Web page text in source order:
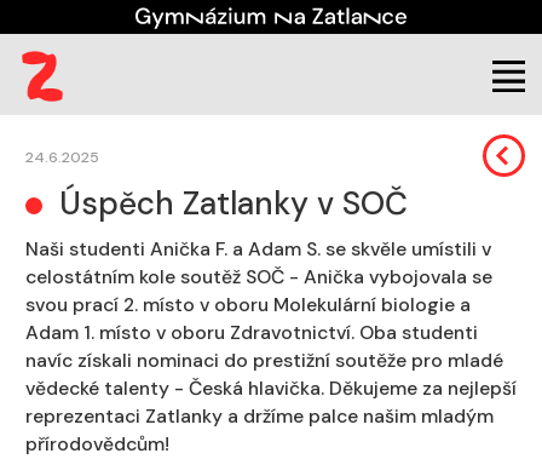
Aktuality
24.6.2025
Úspěch Zatlanky v SOČ
Naši studenti Anička F. a Adam S. se skvěle umístili v
celostátním kole soutěž SOČ - Anička vybojovala se
svou prací 2. místo v oboru Molekulární biologie a
Adam 1. místo v oboru Zdravotnictví. Oba studenti
navíc získali nominaci do prestižní soutěže pro mladé
vědecké talenty - Česká hlavička. Děkujeme za nejlepší
reprezentaci Zatlanky a držíme palce našim mladým
přírodovědcům!